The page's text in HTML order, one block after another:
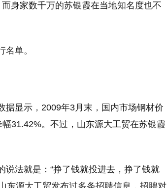
身家数千万的苏银霞在当地知名度也不
单。
据显示，2009年3月末，国内市场钢材价
31.42%。不过，山东源大工贸在苏银霞
法就是：“挣了钱就投进去，挣了钱就
东源大工贸发布过多条招聘信息，招聘对